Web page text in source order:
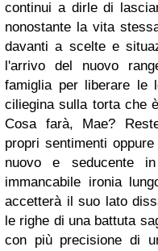
continui a dirle di
nonostante la vita
davanti a scelte e
l'arrivo del nuovo
famiglia per liberare le
ciliegina sulla torta che
Cosa farà, Mae?
propri sentimenti
nuovo e seducente
immancabile ironia
accetterà il suo lato
le righe di una battuta
con più precisione di